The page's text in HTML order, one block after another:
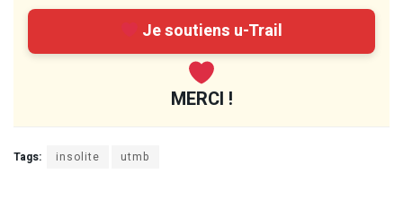
Je soutiens u-Trail
MERCI !
Tags: insolite utmb